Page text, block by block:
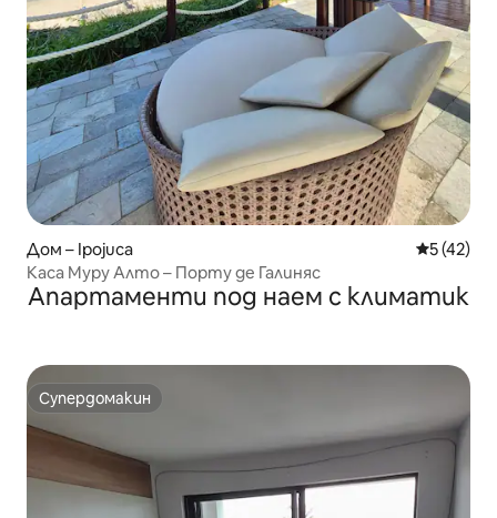
Дом – Ipojuca Средна
5 (42)
Каса Муру Алто – Порту де Галиняс
Апартаменти под наем с климатик
Супердомакин
Супердомакин